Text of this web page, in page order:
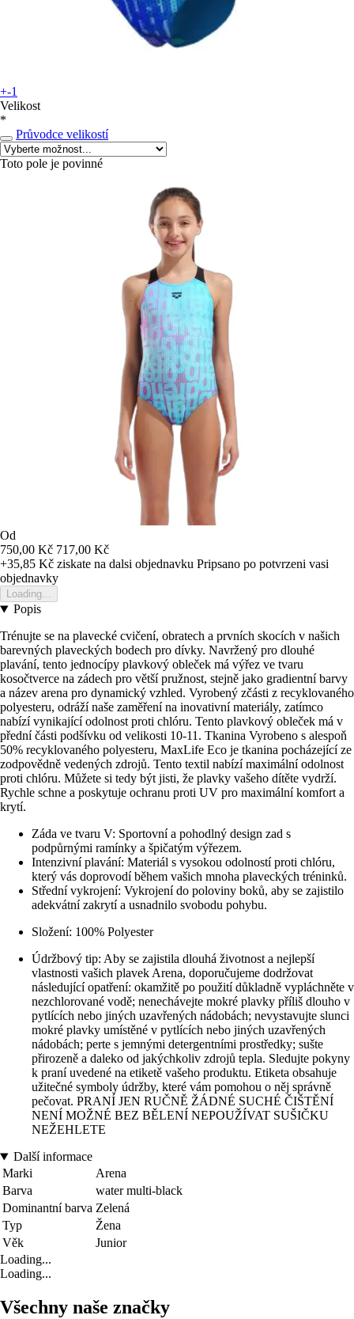
+-1
Velikost
*
Průvodce velikostí
Toto pole je povinné
Od
750,00 Kč 717,00 Kč
+35,85 Kč ziskate na dalsi objednavku Pripsano po potvrzeni vasi
objednavky
Loading...
Popis
Trénujte se na plavecké cvičení, obratech a prvních skocích v našich
barevných plaveckých bodech pro dívky. Navržený pro dlouhé
plavání, tento jednocípy plavkový obleček má výřez ve tvaru
kosočtverce na zádech pro větší pružnost, stejně jako gradientní barvy
a název arena pro dynamický vzhled. Vyrobený zčásti z recyklovaného
polyesteru, odráží naše zaměření na inovativní materiály, zatímco
nabízí vynikající odolnost proti chlóru. Tento plavkový obleček má v
přední části podšívku od velikosti 10-11. Tkanina Vyrobeno s alespoň
50% recyklovaného polyesteru, MaxLife Eco je tkanina pocházející ze
zodpovědně vedených zdrojů. Tento textil nabízí maximální odolnost
proti chlóru. Můžete si tedy být jisti, že plavky vašeho dítěte vydrží.
Rychle schne a poskytuje ochranu proti UV pro maximální komfort a
krytí.
Záda ve tvaru V: Sportovní a pohodlný design zad s
podpůrnými ramínky a špičatým výřezem.
Intenzivní plavání: Materiál s vysokou odolností proti chlóru,
který vás doprovodí během vašich mnoha plaveckých tréninků.
Střední vykrojení: Vykrojení do poloviny boků, aby se zajistilo
adekvátní zakrytí a usnadnilo svobodu pohybu.
Složení: 100% Polyester
Údržbový tip: Aby se zajistila dlouhá životnost a nejlepší
vlastnosti vašich plavek Arena, doporučujeme dodržovat
následující opatření: okamžitě po použití důkladně vypláchněte v
nezchlorované vodě; nenechávejte mokré plavky příliš dlouho v
pytlících nebo jiných uzavřených nádobách; nevystavujte slunci
mokré plavky umístěné v pytlících nebo jiných uzavřených
nádobách; perte s jemnými detergentními prostředky; sušte
přirozeně a daleko od jakýchkoliv zdrojů tepla. Sledujte pokyny
k praní uvedené na etiketě vašeho produktu. Etiketa obsahuje
užitečné symboly údržby, které vám pomohou o něj správně
pečovat. PRANÍ JEN RUČNĚ ŽÁDNÉ SUCHÉ ČIŠTĚNÍ
NENÍ MOŽNÉ BEZ BĚLENÍ NEPOUŽÍVAT SUŠIČKU
NEŽEHLETE
Další informace
Marki
Arena
Barva
water multi-black
Dominantní barva Zelená
Typ
Žena
Věk
Junior
Loading...
Loading...
Všechny naše značky